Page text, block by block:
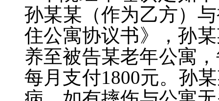
孙某某（作为乙方）
住公寓协议书》，孙
养至被告某老年公寓
每月支付1800元。孙